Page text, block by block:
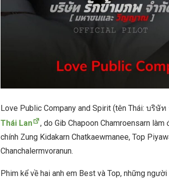
Love Public Company and Spirit (tên Thái: บริ
Thái Lan
, do Gib Chapoon Chamroensarn
chính Zung Kidakarn Chatkaewmanee, Top
Chanchalermvoranun.
Phim kể về hai anh em Best và Top, những